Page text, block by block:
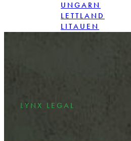
UNGARN
LETTLAND
LITAUEN
LYNX LEGAL